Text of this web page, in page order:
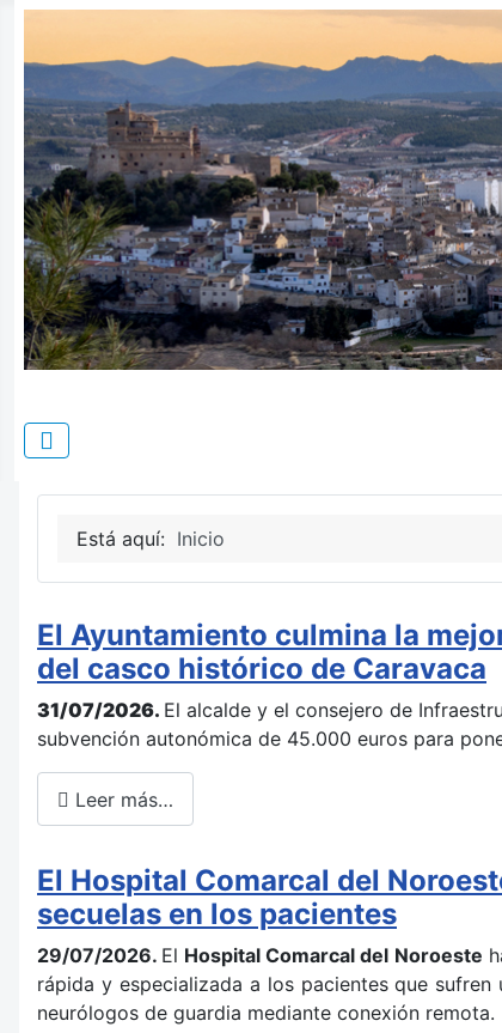
Está aquí: Inicio
El Ayuntamiento culmina la
del casco histórico de Caravaca
31/07/2026. El alcalde y el consejero de
subvención autonómica de 45.000 euros para
Leer más…
El Hospital Comarcal del
secuelas en los pacientes
29/07/2026. El Hospital Comarcal del Noroeste
rápida y especializada a los pacientes que
neurólogos de guardia mediante conexión remota.